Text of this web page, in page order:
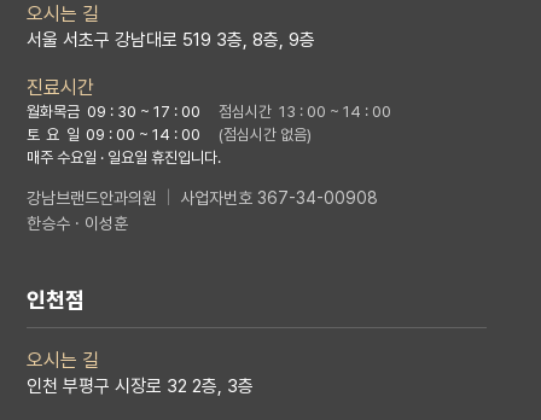
오시는 길
서울 서초구 강남대로 519 3층, 8층, 9층
진료시간
월화목금 09 : 30 ~ 17 : 00
점심시간 13 : 00 ~ 14 : 00
토 요 일 09 : 00 ~ 14 : 00
(점심시간 없음)
매주 수요일 · 일요일 휴진입니다.
강남브랜드안과의원
사업자번호 367-34-00908
한승수 · 이성훈
인천점
오시는 길
인천 부평구 시장로 32 2층, 3층